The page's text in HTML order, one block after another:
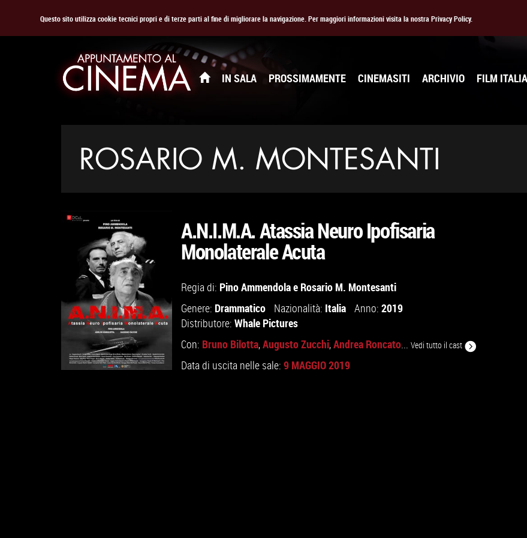
Questo sito utilizza cookie tecnici propri e di terze parti al fine di migliorare la navigazione. Per maggiori informazioni visita la nostra Privacy Policy.
IN SALA PROSSIMAMENTE CINEMASITI ARCHIVIO FILM
ROSARIO M. MONTESANTI
A.N.I.M.A. Atassia Neuro Ipofisaria
Monolaterale Acuta
Regia di: Pino Ammendolae Rosario M. Montesanti
Genere: Drammatico Nazionalità: Italia Anno: 2019
Distributore: Whale Pictures
Con: Bruno Bilotta,Augusto Zucchi,Andrea Roncato... Vedi tutto il cast
Data di uscita nelle sale: 9 MAGGIO 2019